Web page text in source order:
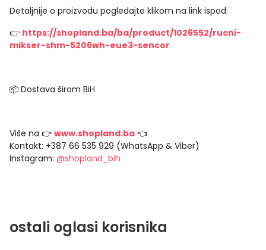
Detaljnije o proizvodu pogledajte klikom na link ispod:
👉 https://shopland.ba/ba/product/1026552/rucni-
mikser-shm-5206wh-eue3-sencor
📦 Dostava širom BiH
Više na 👉 www.shopland.ba 👈
Kontakt: +387 66 535 929 (WhatsApp & Viber)
Instagram: @shopland_bih
ostali oglasi korisnika